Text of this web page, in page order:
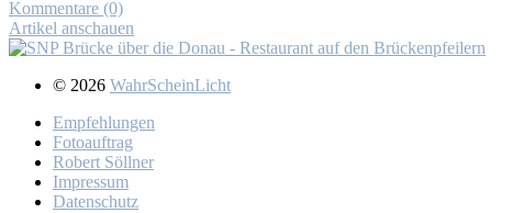
Kommentare (0)
Artikel anschauen
© 2026 WahrScheinLicht
Emp­feh­lun­gen
Fo­to­auf­trag
Ro­bert Söll­ner
Im­pres­sum
Da­ten­schutz